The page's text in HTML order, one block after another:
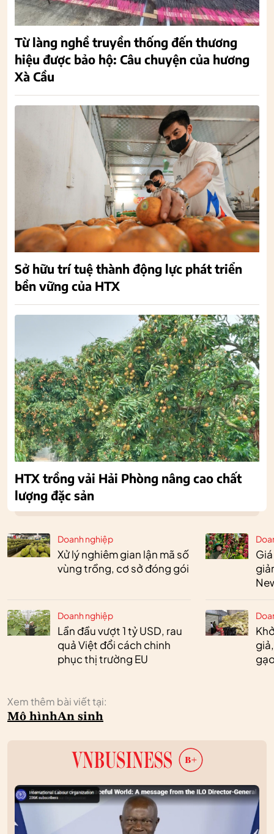
Doanh nghiệp
Xử lý nghiêm gian lận mã số
vùng trồng, cơ sở đóng gói
Doanh nghiệp
Lần đầu vượt 1 tỷ USD, rau
quả Việt đổi cách chinh
phục thị trường EU
Xem thêm bài viết tại:
Mô hìnhAn sinh
Từ làng nghề truyền thống đến thương
hiệu được bảo hộ: Câu chuyện của hương
Xà Cầu
Sở hữu trí tuệ thành động lực phát triển
bền vững của HTX
HTX trồng vải Hải Phòng nâng cao chất
lượng đặc sản